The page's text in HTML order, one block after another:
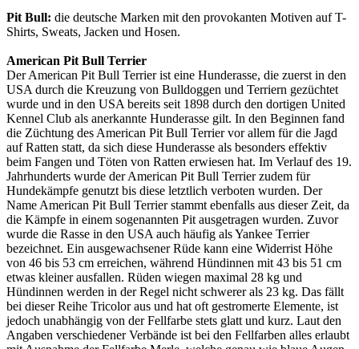
Pit Bull: die deutsche Marken mit den provokanten Motiven auf T-
Shirts, Sweats, Jacken und Hosen.
American Pit Bull Terrier
Der American Pit Bull Terrier ist eine Hunderasse, die zuerst in den
USA durch die Kreuzung von Bulldoggen und Terriern gezüchtet
wurde und in den USA bereits seit 1898 durch den dortigen United
Kennel Club als anerkannte Hunderasse gilt. In den Beginnen fand
die Züchtung des American Pit Bull Terrier vor allem für die Jagd
auf Ratten statt, da sich diese Hunderasse als besonders effektiv
beim Fangen und Töten von Ratten erwiesen hat. Im Verlauf des 19.
Jahrhunderts wurde der American Pit Bull Terrier zudem für
Hundekämpfe genutzt bis diese letztlich verboten wurden. Der
Name American Pit Bull Terrier stammt ebenfalls aus dieser Zeit, da
die Kämpfe in einem sogenannten Pit ausgetragen wurden. Zuvor
wurde die Rasse in den USA auch häufig als Yankee Terrier
bezeichnet. Ein ausgewachsener Rüde kann eine Widerrist Höhe
von 46 bis 53 cm erreichen, während Hündinnen mit 43 bis 51 cm
etwas kleiner ausfallen. Rüden wiegen maximal 28 kg und
Hündinnen werden in der Regel nicht schwerer als 23 kg. Das fällt
bei dieser Reihe Tricolor aus und hat oft gestromerte Elemente, ist
jedoch unabhängig von der Fellfarbe stets glatt und kurz. Laut den
Angaben verschiedener Verbände ist bei den Fellfarben alles erlaubt